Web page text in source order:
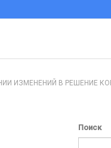
ИЗМЕНЕНИЙ В РЕШЕНИЕ
Поиск